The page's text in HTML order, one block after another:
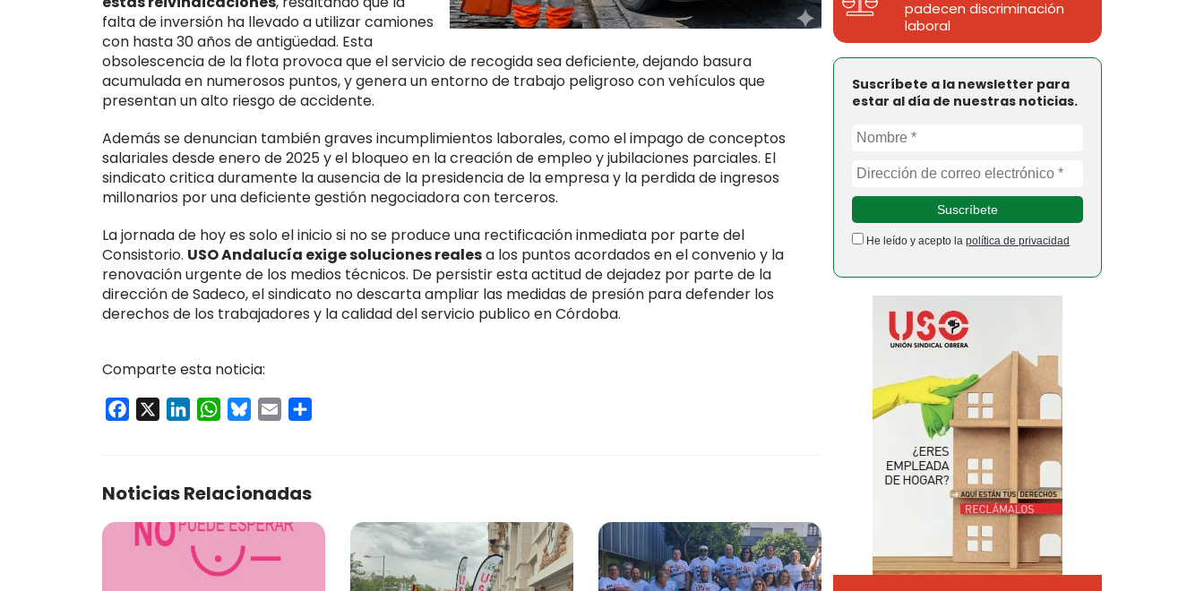
falta de inversión ha llevado a utilizar camiones
con hasta 30 años de antigüedad. Esta
obsolescencia de la flota provoca que el servicio de recogida sea deficiente, dejando basura
acumulada en numerosos puntos, y genera un entorno de trabajo peligroso con vehículos que
presentan un alto riesgo de accidente.
Además se denuncian también graves incumplimientos laborales, como el impago de conceptos
salariales desde enero de 2025 y el bloqueo en la creación de empleo y jubilaciones parciales. El
sindicato critica duramente la ausencia de la presidencia de la empresa y la perdida de ingresos
millonarios por una deficiente gestión negociadora con terceros.
La jornada de hoy es solo el inicio si no se produce una rectificación inmediata por parte del
Consistorio. USO Andalucía exige soluciones realesa los puntos acordados en el convenio y la
renovación urgente de los medios técnicos. De persistir esta actitud de dejadez por parte de la
dirección de Sadeco, el sindicato no descarta ampliar las medidas de presión para defender los
derechos de los trabajadores y la calidad del servicio publico en Córdoba.
Comparte esta noticia:
Facebook LinkedInWhatsApp
Bluesky
Email
Noticias Relacionadas
padecen discriminación
laboral
Suscríbete a la newsletter para
estar al día de nuestras noticias.
He leído y acepto la política de privacidad